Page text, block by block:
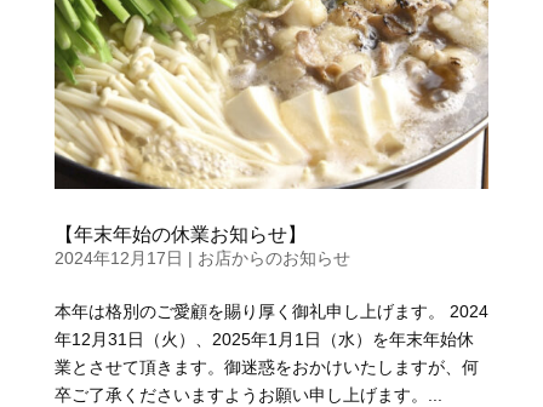
【年末年始の休業お知らせ】
2024年12月17日 | お店からのお知らせ
本年は格別のご愛顧を賜り厚く御礼申し上げます。 2024
年12月31日（火）、2025年1月1日（水）を年末年始休
業とさせて頂きます。御迷惑をおかけいたしますが、何
卒ご了承くださいますようお願い申し上げます。...